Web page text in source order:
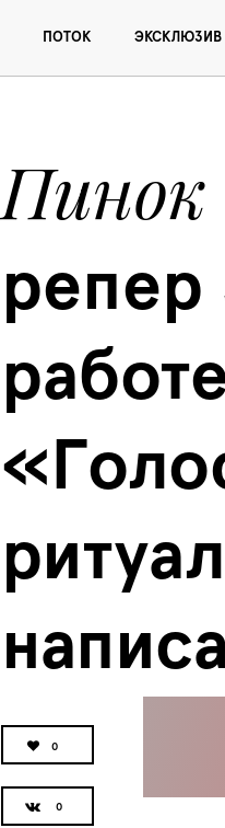
ПОТОК ЭКСКЛЮЗИВ
Пинок
репер
0